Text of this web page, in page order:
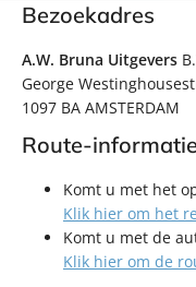
Contactinformatie
Bezoekadres
A.W. Bruna Uitgevers
George
1097 BA AMSTERDAM
Route-informatie
Komt u met het
Klik hier om het
Komt u met de
Klik hier om de